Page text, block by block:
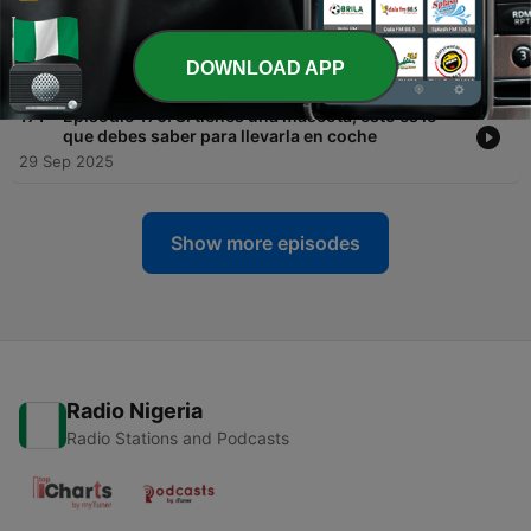
172 - Episodio 171. Mensajes falsos de la DGT: cómo
identificarlos y qué hacer si los recibes
06 Oct 2025
171 - Episodio 170. Si tienes una mascota, esto es lo
que debes saber para llevarla en coche
29 Sep 2025
Show more episodes
Radio Nigeria
Radio Stations and Podcasts
DOWNLOAD APP